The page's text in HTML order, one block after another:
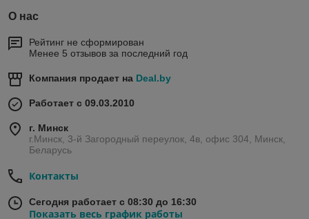
О нас
Рейтинг не сформирован
Менее 5 отзывов за последний год
Компания продает на Deal.by
Работает с 09.03.2010
г. Минск
г.Минск, 3-й Загородный переулок, 4в, офис 304, Минск,
Беларусь
Контакты
Сегодня работает с 08:30 до 16:30
Показать весь график работы